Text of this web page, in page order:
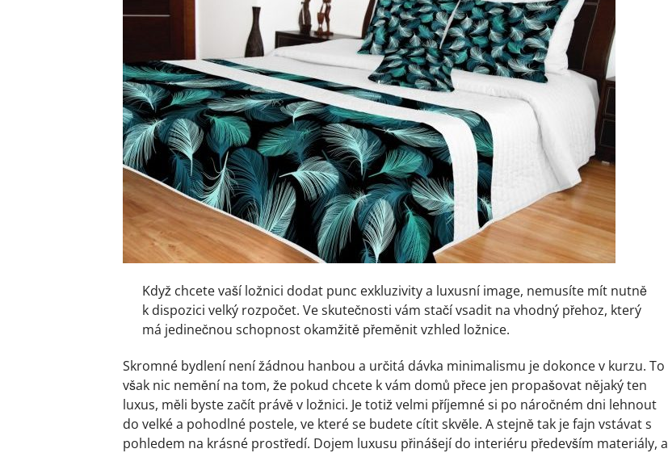
Když chcete vaší ložnici dodat punc exkluzivity a luxusní image, nemusíte mít nutně
k dispozici velký rozpočet. Ve skutečnosti vám stačí vsadit na vhodný přehoz, který
má jedinečnou schopnost okamžitě přeměnit vzhled ložnice.
Skromné ​​bydlení není žádnou hanbou a určitá dávka minimalismu je dokonce v kurzu. To
však nic nemění na tom, že pokud chcete k vám domů přece jen propašovat nějaký ten
luxus, měli byste začít právě v ložnici. Je totiž velmi příjemné si po náročném dni lehnout
do velké a pohodlné postele, ve které se budete cítit skvěle. A stejně tak je fajn vstávat s
pohledem na krásné prostředí. Dojem luxusu přinášejí do interiéru především materiály, a